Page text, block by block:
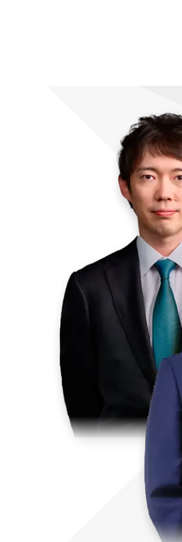
コンサルタント一覧
品質ガイドライン
社内コンペ
定額制Webマーケティン
定額制営業代行『カリト
定額制採用代行・RPO『
営業改善特化の動画制作
定額LINE運用代行『
格安でAI導入支援『あい
拡散付1日密着動画制作
1本無料で記事を制作『
定額制LP制作・改善『最
採用YouTubeチャンネ
広告運用
YouTubeディレクター